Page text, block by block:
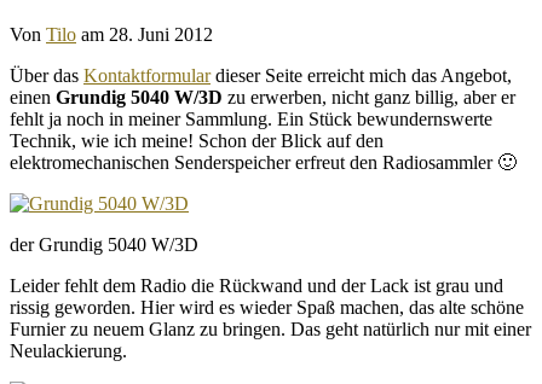
Von Tilo am 28. Juni 2012
Über das Kontaktformulardieser Seite erreicht mich das Angebot,
einen Grundig 5040 W/3D zu erwerben, nicht ganz billig, aber er
fehlt ja noch in meiner Sammlung. Ein Stück bewundernswerte
Technik, wie ich meine! Schon der Blick auf den
elektromechanischen Senderspeicher erfreut den Radiosammler 🙂
der Grundig 5040 W/3D
Leider fehlt dem Radio die Rückwand und der Lack ist grau und
rissig geworden. Hier wird es wieder Spaß machen, das alte schöne
Furnier zu neuem Glanz zu bringen. Das geht natürlich nur mit einer
Neulackierung.